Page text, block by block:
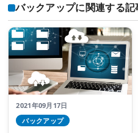
バックアップに関連する記
2021年09月17日
バックアップ